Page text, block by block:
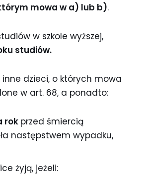
mowa w a) lub b).
w szkole wyższej,
studiów.
dzieci, o których mowa
w art. 68, a ponadto:
rok przed śmiercią
następstwem wypadku,
żyją, jeżeli: